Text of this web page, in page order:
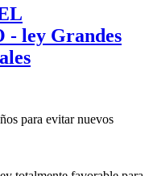
- ley Grandes
para evitar nuevos